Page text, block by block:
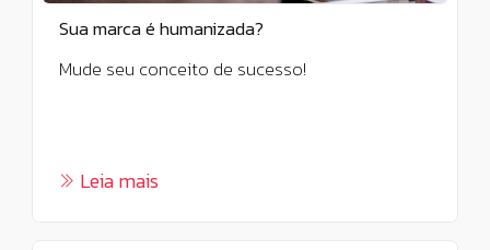
Sua marca é humanizada?
Mude seu conceito de sucesso!
Leia mais